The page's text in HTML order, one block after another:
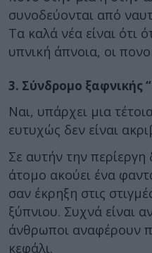
συνοδεύονται από
Τα καλά νέα είναι ότι
υπνική άπνοια, οι
3. Σύνδρομο ξαφνικής
Ναι, υπάρχει μια
ευτυχώς δεν είναι
Σε αυτήν την
άτομο ακούει ένα
σαν έκρηξη στις
ξύπνιου. Συχνά είναι
άνθρωποι αναφέρουν
κεφάλι.